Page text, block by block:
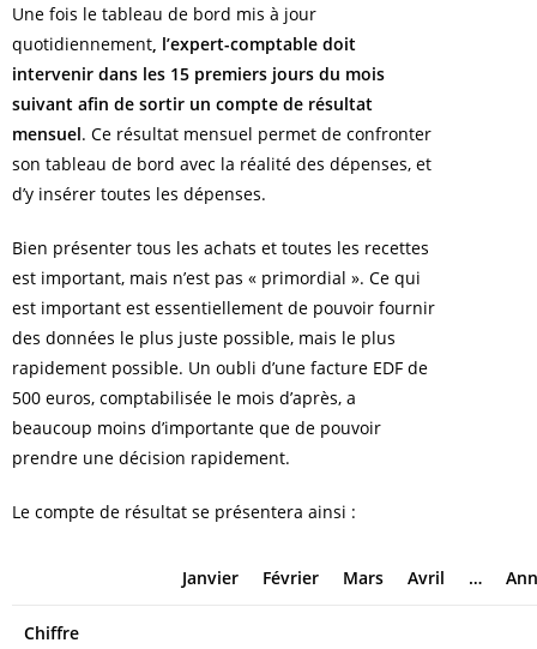
Une fois le tableau de bord mis à jour
quotidiennement , l’expert-comptable doit
intervenir dans les 15 premiers jours du mois
suivant afin de sortir un compte de résultat
mensuel. Ce résultat mensuel permet de confronter
son tableau de bord avec la réalité des dépenses, et
d’y insérer toutes les dépenses.
Bien présenter tous les achats et toutes les recettes
est important, mais n’est pas « primordial ». Ce qui
est important est essentiellement de pouvoir fournir
des données le plus juste possible, mais le plus
rapidement possible. Un oubli d’une facture EDF de
500 euros, comptabilisée le mois d’après, a
beaucoup moins d’importante que de pouvoir
prendre une décision rapidement.
Le compte de résultat se présentera ainsi :
Janvier Février Mars Avril …
Chiffre